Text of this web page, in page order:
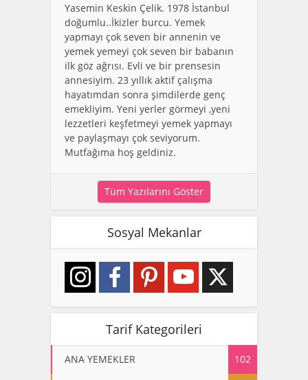
Yasemin Keskin Çelik. 1978 İstanbul
doğumlu..İkizler burcu. Yemek
yapmayı çok seven bir annenin ve
yemek yemeyi çok seven bir babanın
ilk göz ağrısı. Evli ve bir prensesin
annesiyim. 23 yıllık aktif çalışma
hayatımdan sonra şimdilerde genç
emekliyim. Yeni yerler görmeyi ,yeni
lezzetleri keşfetmeyi yemek yapmayı
ve paylaşmayı çok seviyorum.
Mutfağıma hoş geldiniz.
Tüm Yazılarını Göster
Sosyal Mekanlar
Tarif Kategorileri
ANA YEMEKLER 102